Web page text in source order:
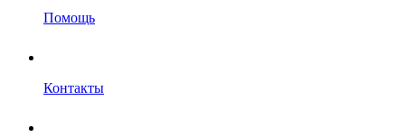
Помощь
Контакты